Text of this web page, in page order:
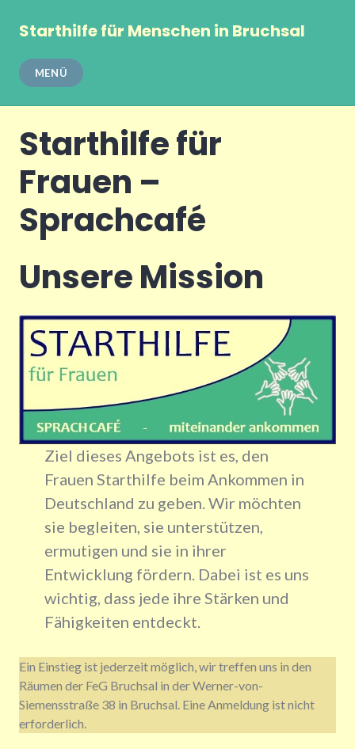
InhaltStarthilfe für Menschen in Bruchsal
MENÜ
Starthilfe für
Frauen –
Sprachcafé
Unsere Mission
Ziel dieses Angebots ist es, den
Frauen Starthilfe beim Ankommen in
Deutschland zu geben. Wir möchten
sie begleiten, sie unterstützen,
ermutigen und sie in ihrer
Entwicklung fördern. Dabei ist es uns
wichtig, dass jede ihre Stärken und
Fähigkeiten entdeckt.
Ein Einstieg ist jederzeit möglich, wir treffen uns in den
Räumen der FeG Bruchsal in der Werner-von-
Siemensstraße 38 in Bruchsal. Eine Anmeldung ist nicht
erforderlich.